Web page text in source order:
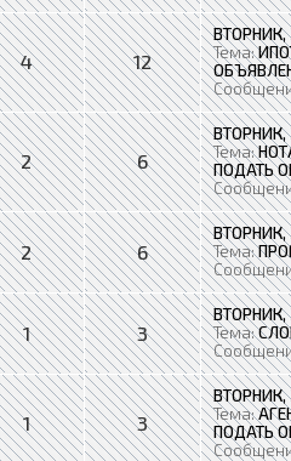
4 12
ВТОРНИК,
Тема:
2 6
ВТОРНИК,
Тема:
ПОДАТЬ
2 6
ВТОРНИК,
Тема:
1 3
ВТОРНИК,
Тема:
1 3
ВТОРНИК,
Тема:
ПОДАТЬ